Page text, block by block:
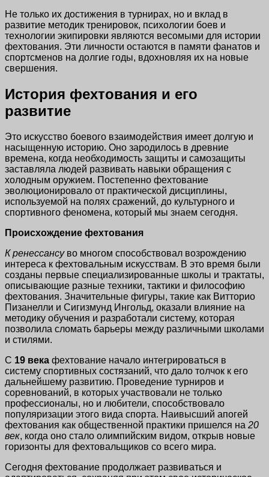
Не только их достижения в турнирах, но и вклад в
развитие методик тренировок, психологии боев и
технологии экипировки являются весомыми для истории
фехтования. Эти личности остаются в памяти фанатов и
спортсменов на долгие годы, вдохновляя их на новые
свершения.
История фехтования и его
развитие
Это искусство боевого взаимодействия имеет долгую и
насыщенную историю. Оно зародилось в древние
времена, когда необходимость защиты и самозащиты
заставляла людей развивать навыки обращения с
холодным оружием. Постепенно фехтование
эволюционировало от практической дисциплины,
используемой на полях сражений, до культурного и
спортивного феномена, который мы знаем сегодня.
Происхождение фехтования
К ренессансуво многом способствовал возрождению
интереса к фехтовальным искусствам. В это время были
созданы первые специализированные школы и трактаты,
описывающие разные техники, тактики и философию
фехтования. Значительные фигуры, такие как Витторио
Пизанелли и Сигизмунд Ингольд, оказали влияние на
методику обучения и разработали систему, которая
позволила сломать барьеры между различными школами
и стилями.
С 19 века фехтование начало интегрироваться в
систему спортивных состязаний, что дало толчок к его
дальнейшему развитию. Проведение турниров и
соревнований, в которых участвовали не только
профессионалы, но и любители, способствовало
популяризации этого вида спорта. Наивысший апогей
фехтования как общественной практики пришелся на 20
век, когда оно стало олимпийским видом, открыв новые
горизонты для фехтовальщиков со всего мира.
Сегодня фехтование продолжает развиваться и